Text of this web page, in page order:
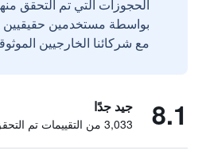
الحجوزات التي تم التحقق
مع شركائنا الخارجيين
8.1 جيد جدًا
3,033 من التقييمات تم التحقق منها